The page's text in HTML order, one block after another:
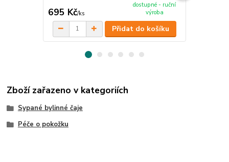
695 Kč/ks
dostupné - ruční
výroba
Přidat do košíku
Zboží zařazeno v kategoriích
Sypané bylinné čaje
Péče o pokožku